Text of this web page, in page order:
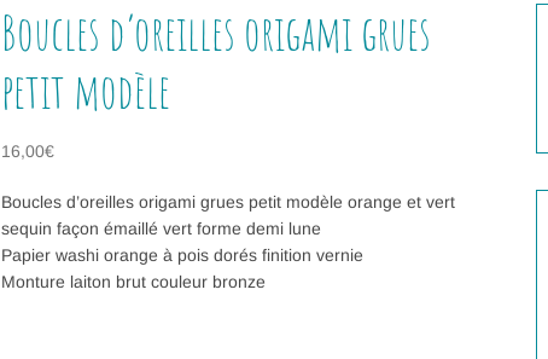
Boucles d’oreilles origami grues
petit modèle
16,00€
Boucles d’oreilles origami grues petit modèle orange et vert
sequin façon émaillé vert forme demi lune
Papier washi orange à pois dorés finition vernie
Monture laiton brut couleur bronze